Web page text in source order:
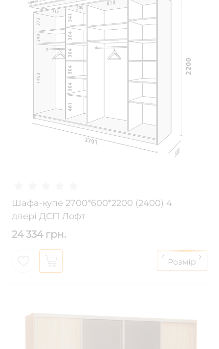
Шафа-купе 2700*600*2200 (2400) 4
двері ДСП Лофт
24 334 грн.